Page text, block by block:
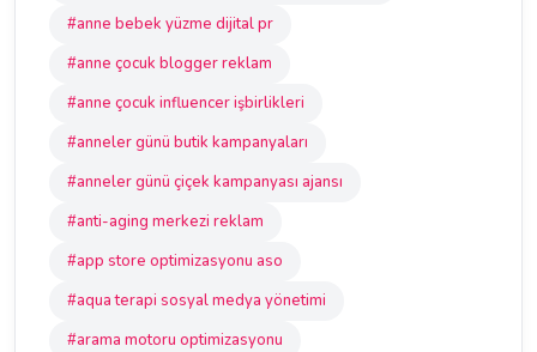
#anne bebek yüzme dijital pr
#anne çocuk blogger reklam
#anne çocuk influencer işbirlikleri
#anneler günü butik kampanyaları
#anneler günü çiçek kampanyası ajansı
#anti-aging merkezi reklam
#app store optimizasyonu aso
#aqua terapi sosyal medya yönetimi
#arama motoru optimizasyonu